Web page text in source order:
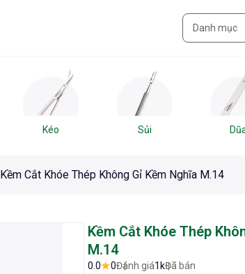
Danh mục
Kéo Sủi
Kềm Cắt Khóe Thép Không Gỉ Kềm Nghĩa M.14
Kềm Cắt Khóe Thép
M.14
0.0 0Đánh giá1kĐã bán